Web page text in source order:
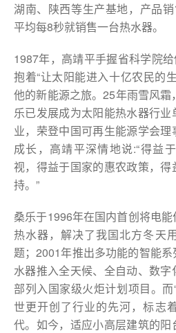
湖南、陕西等生产基地，产品
平均每8秒就销售一台热水器。
1987年，高靖平手握省科学院给
抱着“让太阳能进入十亿农民的
他的新能源之旅。25年雨雪风
乐已发展成为太阳能热水器行
业，荣登中国可再生能源学会
成长，高靖平深情地说:“得益
视，得益于国家的惠农政策，
持。”
桑乐于1996年在国内首创将电
热水器，解决了我国北方冬天
题；2001年推出多功能的智能
水器推入全天候、全自动、数
部列入国家级火炬计划项目。
世更开创了行业的先河，标志
代。如今，适应小高层建筑的